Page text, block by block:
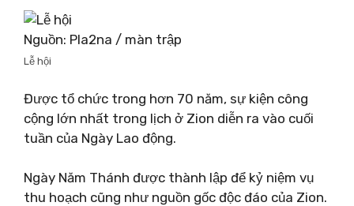
Nguồn: Pla2na / màn trập
Lễ hội
Được tổ chức trong hơn 70 năm, sự kiện công
cộng lớn nhất trong lịch ở Zion diễn ra vào cuối
tuần của Ngày Lao động.
Ngày Năm Thánh được thành lập để kỷ niệm vụ
thu hoạch cũng như nguồn gốc độc đáo của Zion.